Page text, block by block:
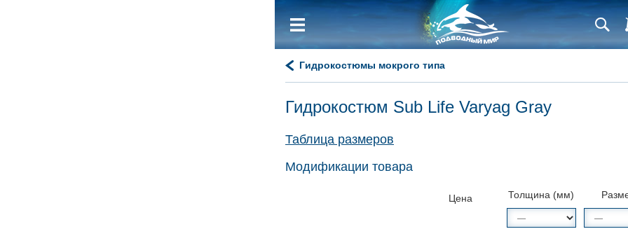
Гидрокостюмы мокрого типа
Гидрокостюм Sub Life Varyag Gray
Таблица размеров
Модификации товара
Цена Толщина (мм)